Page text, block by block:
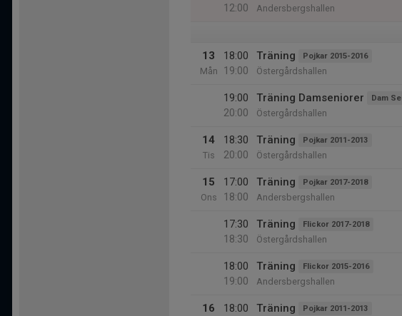
12:00
Andersbergshallen
13
Mån
18:00
19:00
Träning Pojkar 2015-2016
Östergårdshallen
19:00
20:00
Träning Damseniorer Dam
Östergårdshallen
14
Tis
18:30
20:00
Träning Pojkar 2011-2013
Östergårdshallen
15
Ons
17:00
18:00
Träning Pojkar 2017-2018
Andersbergshallen
17:30
18:30
Träning Flickor 2017-2018
Östergårdshallen
18:00
19:00
Träning Flickor 2015-2016
Andersbergshallen
16
18:00
Träning Pojkar 2011-2013